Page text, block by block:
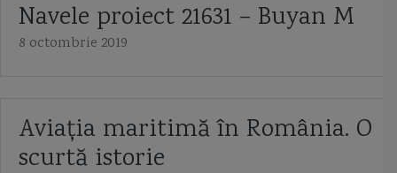
Navele proiect 21631 – Buyan M
8 octombrie 2019
Aviaţia maritimă în România. O
scurtă istorie